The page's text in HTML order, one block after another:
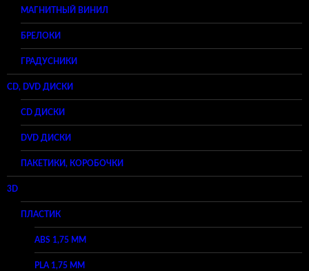
МАГНИТНЫЙ ВИНИЛ
БРЕЛОКИ
ГРАДУСНИКИ
CD, DVD ДИСКИ
CD ДИСКИ
DVD ДИСКИ
ПАКЕТИКИ, КОРОБОЧКИ
3D
ПЛАСТИК
ABS 1,75 ММ
PLA 1,75 ММ